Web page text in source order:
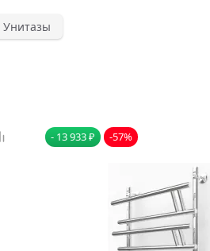
Унитазы
- 13 933 ₽ -57%